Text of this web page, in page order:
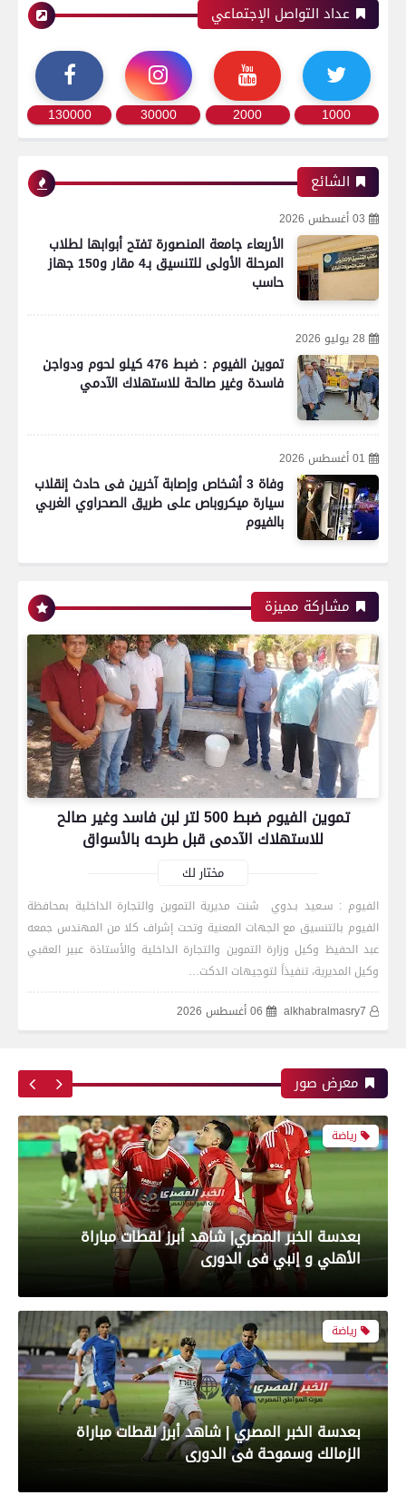
عداد التواصل الإجتماعي
1000
2000
30000
130000
الشائع
03 أغسطس 2026
الأربعاء جامعة المنصورة تفتح أبوابها لطلاب
المرحلة الأولى للتنسيق بـ4 مقار و150 جهاز
حاسب
28 يوليو 2026
تموين الفيوم : ضبط 476 كيلو لحوم ودواجن
فاسدة وغير صالحة للاستهلاك الآدمي
01 أغسطس 2026
وفاة 3 أشخاص وإصابة آخرين فى حادث إنقلاب
سيارة ميكروباص على طريق الصحراوي الغربي
بالفيوم
مشاركة مميزة
تموين الفيوم ضبط 500 لتر لبن فاسد وغير صالح
للاستهلاك الآدمى قبل طرحه بالأسواق
مختار لك
الفيوم : سـعيد بـدوي شنت مديرية التموين والتجارة الداخلية بمحافظة
الفيوم بالتنسيق مع الجهات المعنية وتحت إشراف كلا من المهندس جمعه
عبد الحفيظ وكيل وزارة التموين والتجارة الداخلية والأستاذة عبير العقبي
وكيل المديرية، تنفيذاً لتوجيهات الدكت…
alkhabralmasry7
06 أغسطس 2026
معرض صور
اتحاد العاصمة الجزائرى بطلاً لكأس الكونفدرالية
الإفريقية للمرة الثانية في تاريخه
رياضة
بعدسة الخبر المصري| شاهد أبرز لقطات الشوط
الأول لمباراة الزمالك واتحاد العاصمة الجزائري فى
نهائي كأس الكونفدرالية الإفريقية
رياضة
بعدسة الخبر المصري| شاهد أبرز لقطات مباراة زد و
بيراميدز فى نهائى كأس مصر
رياضة
بعدسة الخبر المصري| شاهد أبرز لقطات مباراة
الأهلي و إنبي فى الدورى
رياضة
بعدسة الخبر المصري | شاهد أبرز لقطات مباراة
الزمالك وسموحة فى الدورى